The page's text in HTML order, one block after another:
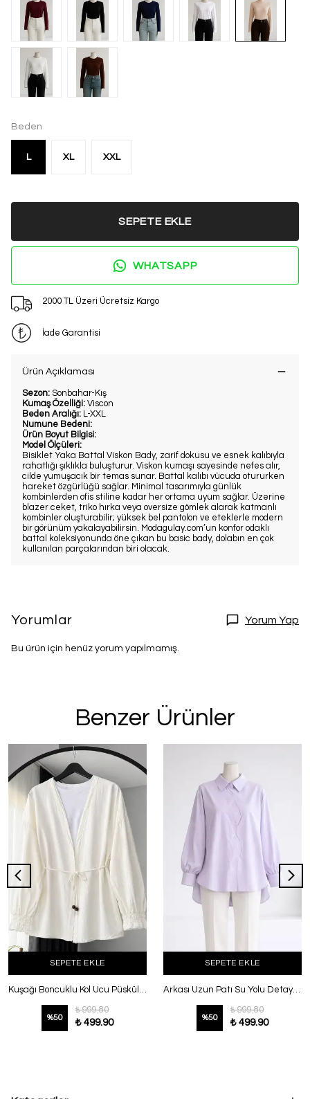
Beden
L XL XXL
SEPETE EKLE
WHATSAPP
2000 TL Üzeri Ücretsiz Kargo
İade Garantisi
Ürün Açıklaması
Sezon: Sonbahar-Kış
Kumaş Özelliği: Viscon
Beden Aralığı: L-XXL
Numune Bedeni:
Ürün Boyut Bilgisi:
Model Ölçüleri:
Bisiklet Yaka Battal Viskon Bady, zarif dokusu ve esnek kalıbıyla
rahatlığı şıklıkla buluşturur. Viskon kumaşı sayesinde nefes alır,
cilde yumuşacık bir temas sunar. Battal kalıbı vücuda otururken
hareket özgürlüğü sağlar. Minimal tasarımıyla günlük
kombinlerden ofis stiline kadar her ortama uyum sağlar. Üzerine
blazer ceket, triko hırka veya oversize gömlek alarak katmanlı
kombinler oluşturabilir; yüksek bel pantolon ve eteklerle modern
bir görünüm yakalayabilirsin. Modagulay.com’un konfor odaklı
battal koleksiyonunda öne çıkan bu basic bady, dolabın en çok
kullanılan parçalarından biri olacak.
Yorumlar Yorum Yap
Bu ürün için henüz yorum yapılmamış.
Benzer Ürünler
SEPETE EKLE
Kuşağı Boncuklu Kol Ucu Püsküllü Keten Kimono Ekru
%50
₺ 999.80
₺ 499.90
SEPETE EKLE
Arkası Uzun Patı Su Yolu Detay Poplin Gömlek Lila
%50
₺ 999.80
₺ 499.90